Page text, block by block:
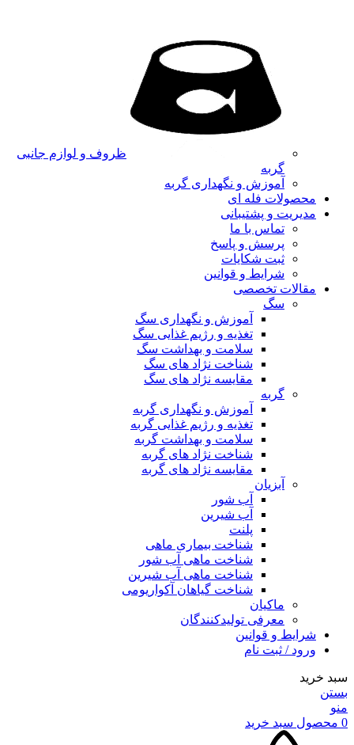
ظروف و لوازم جانبی
گربه
آموزش و نگهداری گربه
محصولات فله ای
مدیریت و پشتیبانی
تماس با ما
پرسش و پاسخ
ثبت شکایات
شرایط و قوانین
مقالات تخصصی
سگ
آموزش و نگهداری سگ
تغذیه و رژیم غذایی سگ
سلامت و بهداشت سگ
شناخت نژاد های سگ
مقایسه نژاد های سگ
گربه
آموزش و نگهداری گربه
تغذیه و رژیم غذایی گربه
سلامت و بهداشت گربه
شناخت نژاد های گربه
مقایسه نژاد های گربه
آبزیان
آب شور
آب شیرین
پلنت
شناخت بیماری ماهی
شناخت ماهی آب شور
شناخت ماهی آب شیرین
شناخت گیاهان آکواریومی
ماکیان
معرفی تولیدکنندگان
شرایط و قوانین
ورود / ثبت نام
سبد خرید
بستن
منو
0 محصول سبد خرید